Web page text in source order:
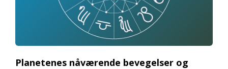
Planetenes nåværende bevegelser og